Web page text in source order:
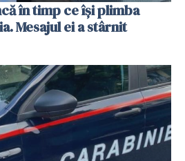
în timp ce își plimba
Mesajul ei a stârnit